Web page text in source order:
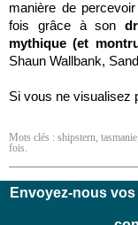
manière de
fois grâce à son
mythique (et
Shaun Wallbank,
Si vous ne visualisez
Mots clés : shipstern, tasmanie
fois.
Envoyez-nous